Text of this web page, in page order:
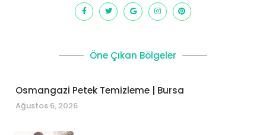
Öne Çıkan Bölgeler
Osmangazi Petek Temizleme | Bursa
Ağustos 6, 2026